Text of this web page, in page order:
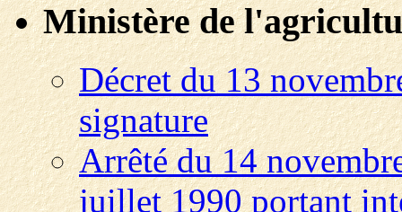
Ministère de
Décret du 13
signature
Arrêté du 14
juillet 1990 portant